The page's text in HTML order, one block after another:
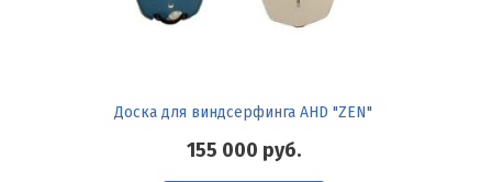
Доска для виндсерфинга AHD "ZEN"
155 000 руб.